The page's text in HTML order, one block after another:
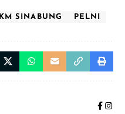
KM SINABUNG PELNI